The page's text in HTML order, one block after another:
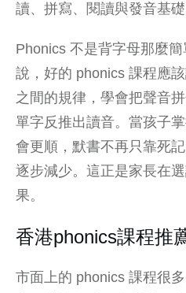
讀、拼寫、閱讀與發音基礎
Phonics 不是背字母那麼
說，好的 phonics 課程應
之間的規律，學會把聲音
單字反推出讀音。當孩子
會更順，默書不再只靠死
逐步減少。這正是家長在
果。
香港phonics課程推
市面上的 phonics 課程很